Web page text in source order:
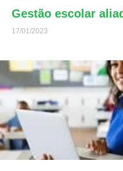
Gestão escolar
17/01/2023